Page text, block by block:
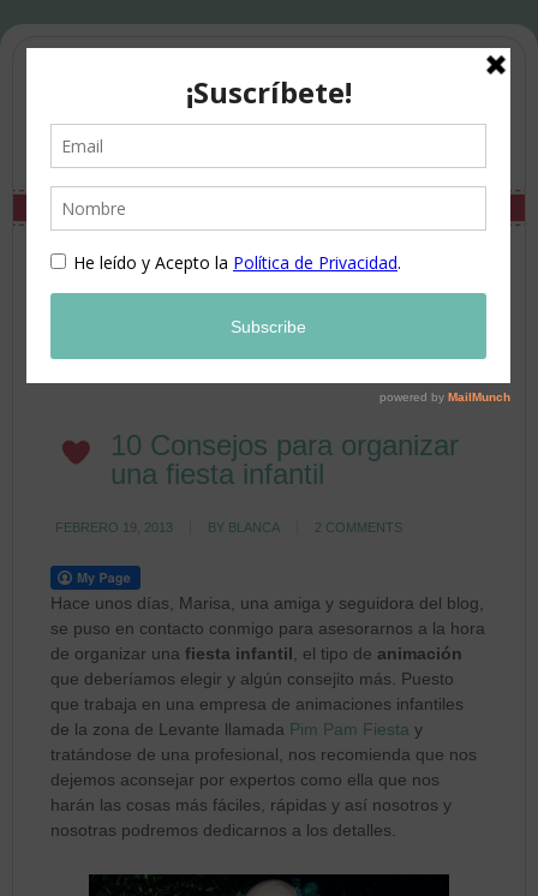
10 Consejos para organizar
una fiesta infantil
FEBRERO 19, 2013 BY BLANCA 2 COMMENTS
Hace unos días, Marisa, una amiga y seguidora del blog,
se puso en contacto conmigo para asesorarnos a la hora
de organizar unafiesta infantil , el tipo de animación
que deberíamos elegir y algún consejito más. Puesto
que trabaja en una empresa de animaciones infantiles
de la zona de Levante llamada Pim Pam Fiesta y
tratándose de una profesional, nos recomienda que nos
dejemos aconsejar por expertos como ella que nos
harán las cosas más fáciles, rápidas y así nosotros y
nosotras podremos dedicarnos a los detalles.